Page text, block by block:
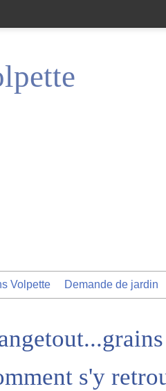
Volpette Demande de jardin
s'y